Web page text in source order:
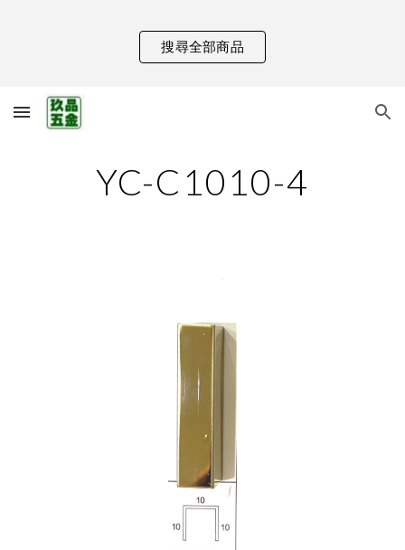
Skip to main content
搜尋全部商品
YC-C1010-4